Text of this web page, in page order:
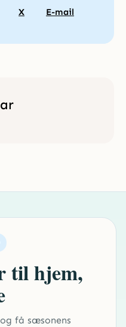
X E-mail
til hjem,
få sæsonens